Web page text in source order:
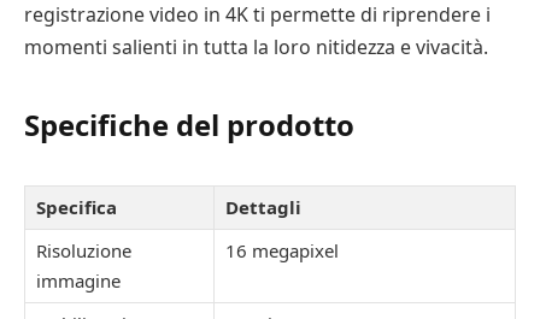
registrazione video in 4K ti permette di riprendere i
momenti salienti in tutta la loro nitidezza e vivacità.
Specifiche del prodotto
Specifica
Dettagli
Risoluzione
immagine
16 megapixel